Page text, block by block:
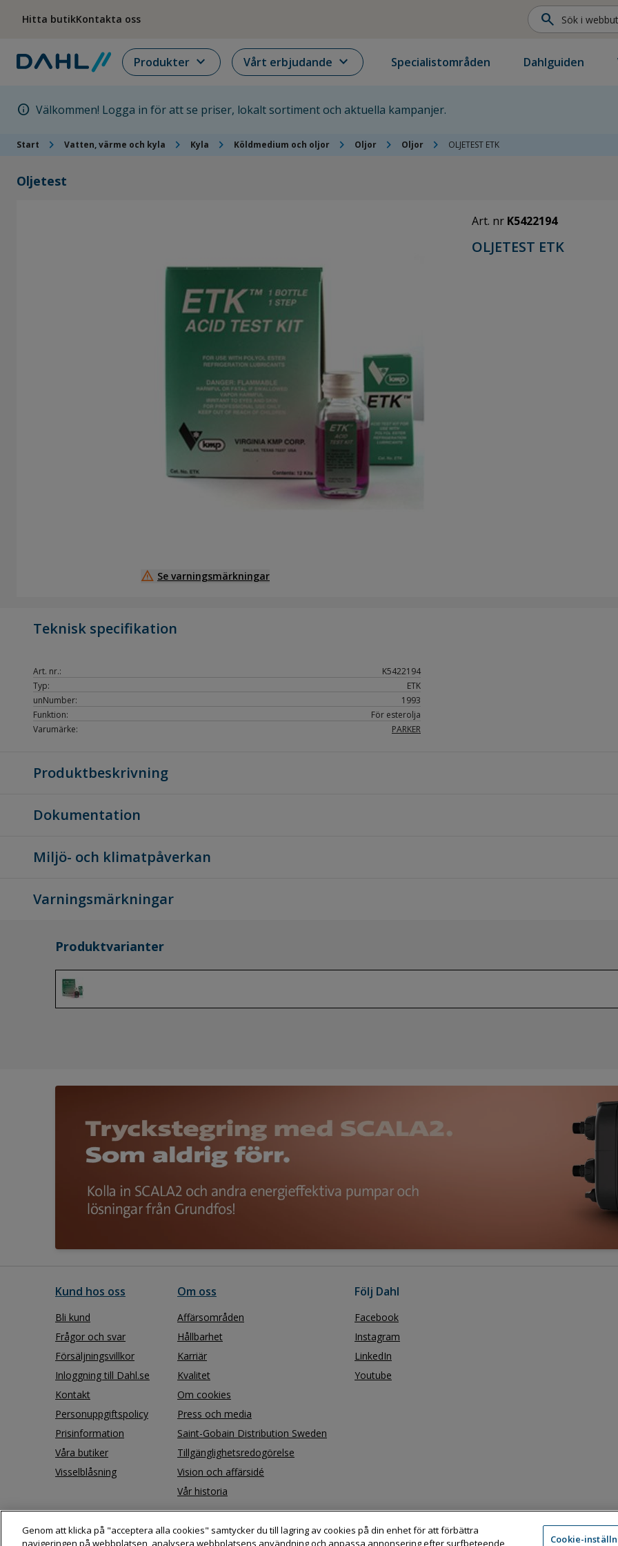
Hitta butikKontakta oss search
Produkter expand_more Vårt erbjudande expand_more Specialistområden Dahlguiden
info Välkommen! Logga in för att se priser, lokalt sortiment och aktuella kampanjer.
Start chevron_right Vatten, värme och kyla chevron_right Kyla chevron_right Köldmedium och oljor chevron_right Oljor chevron_right Oljor chevron_right OLJETEST ETK
Oljetest
warning_amber Se varningsmärkningar
Art. nr K5422194
OLJETEST ETK
Teknisk specifikation
Art. nr.:
K5422194
Typ:
ETK
unNumber:
1993
Funktion:
För esterolja
Varumärke:
PARKER
Produktbeskrivning
Dokumentation
Miljö- och klimatpåverkan
Varningsmärkningar
Produktvarianter
Kund hos oss
Bli kund
Frågor och svar
Försäljningsvillkor
Inloggning till Dahl.se
Kontakt
Personuppgiftspolicy
Prisinformation
Våra butiker
Visselblåsning
Om oss
Affärsområden
Hållbarhet
Karriär
Kvalitet
Om cookies
Press och media
Saint-Gobain Distribution Sweden
Tillgänglighetsredogörelse
Vision och affärsidé
Vår historia
Följ Dahl
Facebook
Instagram
LinkedIn
Youtube
Genom att klicka på "acceptera alla cookies" samtycker du till lagring av cookies på din enhet för att förbättra
navigeringen på webbplatsen, analysera webbplatsens användning och anpassa annonsering efter surfbeteende
Cookie-